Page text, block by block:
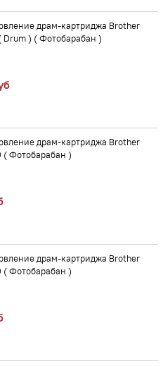
драм-картриджа Brother
Drum ) ( Фотобарабан )
драм-картриджа Brother
( Фотобарабан )
драм-картриджа Brother
( Фотобарабан )